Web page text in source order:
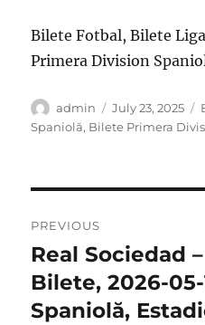
Bilete Fotbal, Bilete
Primera Division
Author
admin
Posted
on
July 23, 2025
Spaniolă, Bilete Primera
navigation
PREVIOUS
Previous
post:
Real Sociedad
Bilete, 2026-05-
Spaniolă,